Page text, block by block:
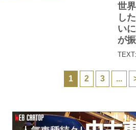
世
し
い
が
丈
1 2 3 ...